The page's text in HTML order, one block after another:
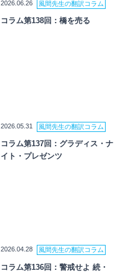
2026.06.26 風間先生の翻訳コラム
コラム第138回：橋を売る
2026.05.31 風間先生の翻訳コラム
コラム第137回：グラディス・ナ
イト・プレゼンツ
2026.04.28 風間先生の翻訳コラム
コラム第136回：警戒せよ 続・